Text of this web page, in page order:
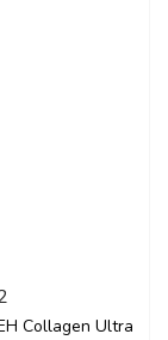
Collagen Ultra